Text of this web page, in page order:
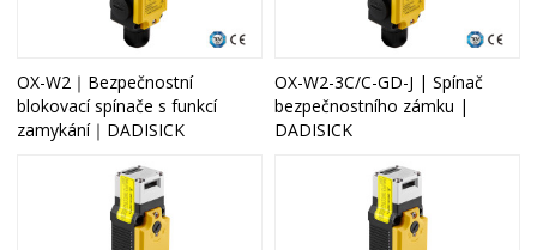
OX-W2｜Bezpečnostní
blokovací spínače s funkcí
zamykání｜DADISICK
OX-W2-3C/C-GD-J | Spínač
bezpečnostního zámku |
DADISICK